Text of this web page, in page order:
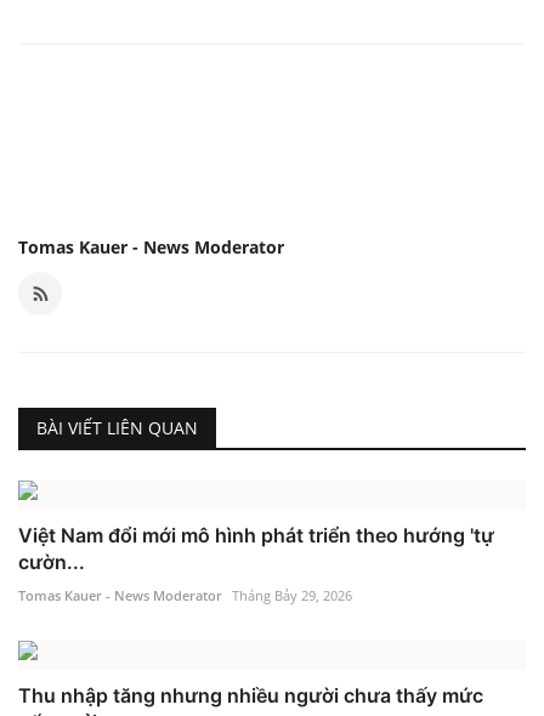
Tomas Kauer - News Moderator
BÀI VIẾT LIÊN QUAN
Việt Nam đổi mới mô hình phát triển theo hướng 'tự
cườn...
Tomas Kauer - News Moderator Tháng Bảy 29, 2026
Thu nhập tăng nhưng nhiều người chưa thấy mức